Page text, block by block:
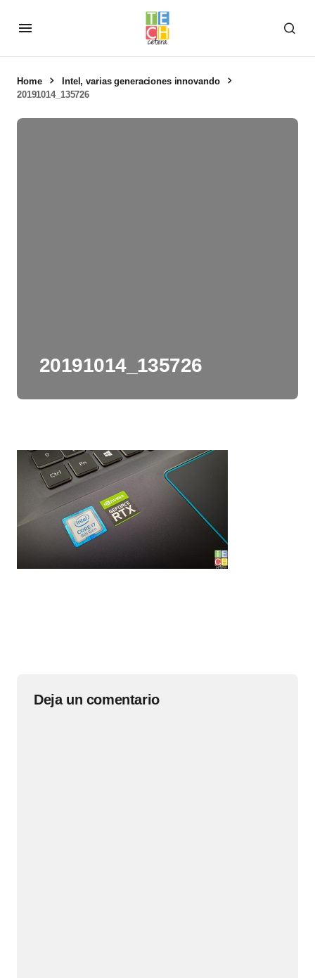
Home
Intel, varias generaciones innovando
20191014_135726
20191014_135726
Deja un comentario